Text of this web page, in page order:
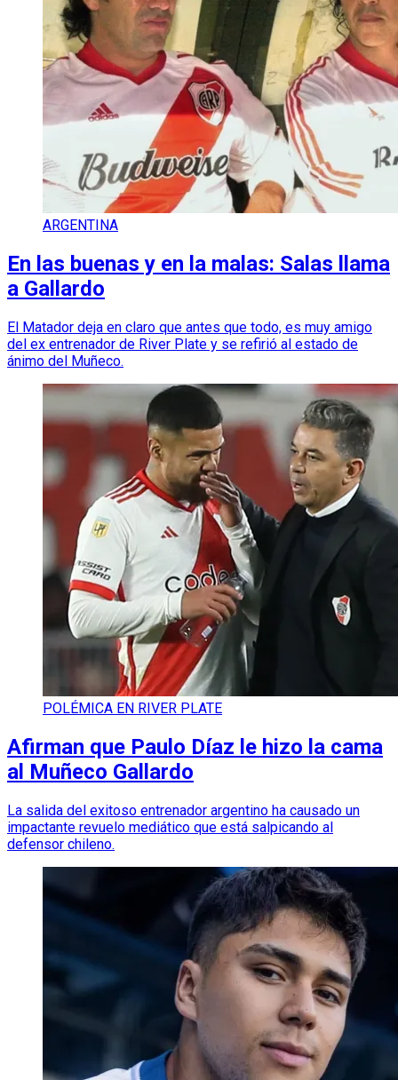
ARGENTINA
En las buenas y en la malas: Salas llama
a Gallardo
El Matador deja en claro que antes que todo, es muy amigo
del ex entrenador de River Plate y se refirió al estado de
ánimo del Muñeco.
POLÉMICA EN RIVER PLATE
Afirman que Paulo Díaz le hizo la cama
al Muñeco Gallardo
La salida del exitoso entrenador argentino ha causado un
impactante revuelo mediático que está salpicando al
defensor chileno.